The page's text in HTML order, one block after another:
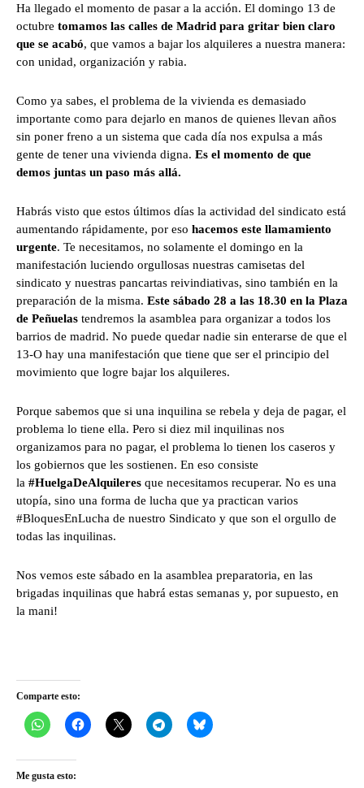
Ha llegado el momento de pasar a la acción. El domingo 13 de
octubre tomamos las calles de Madrid para gritar bien claro
que se acabó, que vamos a bajar los alquileres a nuestra manera:
con unidad, organización y rabia.
Como ya sabes, el problema de la vivienda es demasiado
importante como para dejarlo en manos de quienes llevan años
sin poner freno a un sistema que cada día nos expulsa a más
gente de tener una vivienda digna. Es el momento de que
demos juntas un paso más allá.
Habrás visto que estos últimos días la actividad del sindicato está
aumentando rápidamente, por eso hacemos este llamamiento
urgente. Te necesitamos, no solamente el domingo en la
manifestación luciendo orgullosas nuestras camisetas del
sindicato y nuestras pancartas reivindiativas, sino también en la
preparación de la misma. Este sábado 28 a las 18.30 en la Plaza
de Peñuelas tendremos la asamblea para organizar a todos los
barrios de madrid. No puede quedar nadie sin enterarse de que el
13-O hay una manifestación que tiene que ser el principio del
movimiento que logre bajar los alquileres.
Porque sabemos que si una inquilina se rebela y deja de pagar, el
problema lo tiene ella. Pero si diez mil inquilinas nos
organizamos para no pagar, el problema lo tienen los caseros y
los gobiernos que les sostienen. En eso consiste
la #HuelgaDeAlquileres que necesitamos recuperar. No es una
utopía, sino una forma de lucha que ya practican varios
#BloquesEnLucha de nuestro Sindicato y que son el orgullo de
todas las inquilinas.
Nos vemos este sábado en la asamblea preparatoria, en las
brigadas inquilinas que habrá estas semanas y, por supuesto, en
la mani!
Comparte esto:
Me gusta esto: